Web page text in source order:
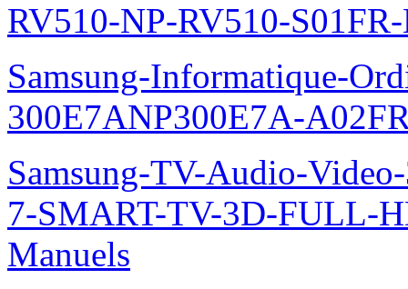
RV510-NP-RV510-
Samsung-Informatique-
300E7ANP300E7A-
Samsung-TV-Audio-
7-SMART-TV-3D-FULL-
Manuels